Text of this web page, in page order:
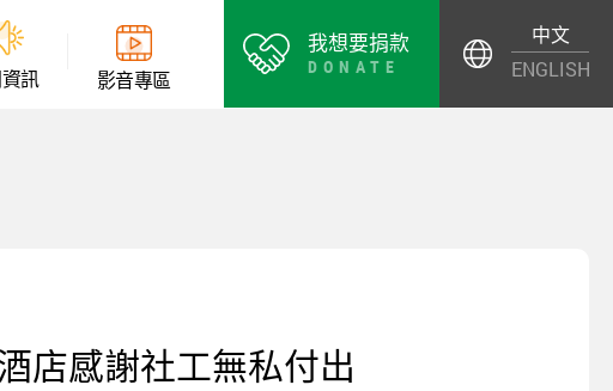
資訊 影音專區
我想要捐款
DONATE
中文
ENGLISH
店感謝社工無私付出